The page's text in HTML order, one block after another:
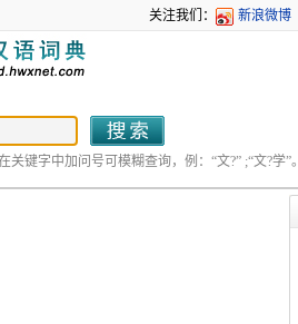
关注我们： 新浪微博
关键字中加问号可模糊查询，例：“文?” ;“文?学”。